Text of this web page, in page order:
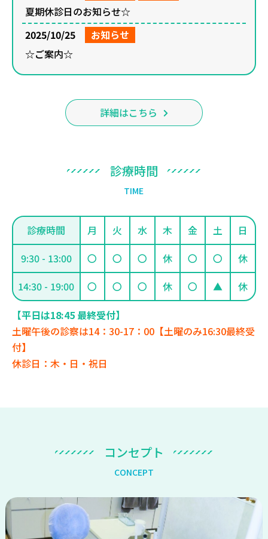
夏期休診日のお知らせ☆
2025/10/25
お知らせ
☆ご案内☆
詳細はこちら
診療時間
TIME
診療時間 月 火 水 木 金 土
日
9:30 - 13:00
〇 〇 〇 休 〇 〇
休
14:30 - 19:00
〇 〇 〇 休 〇 ▲
休
【平日は18:45 最終受付】
土曜午後の診察は14：30-17：00【土曜のみ16:30最終受
付】
休診日：木・日・祝日
コンセプト
CONCEPT